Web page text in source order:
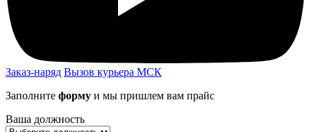
Заказ-наряд Вызов курьера МСК
Заполните форму и мы пришлем вам прайс
Ваша должность